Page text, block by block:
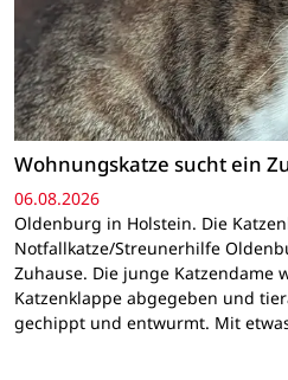
Wohnungskatze sucht ein
06.08.2026
Oldenburg in Holstein. Die
Notfallkatze/Streunerhilfe
Zuhause. Die junge Katzendame
Katzenklappe abgegeben und
gechippt und entwurmt. Mit